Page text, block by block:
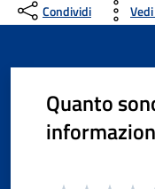
Condividi
Quanto